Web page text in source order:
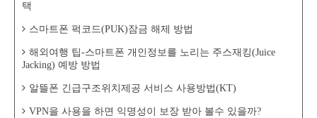
택
스마트폰 퍽코드(PUK)잠금 해제 방법
해외여행 팁-스마트폰 개인정보를 노리는 주스재킹(Juice
Jacking) 예방 방법
알뜰폰 긴급구조위치제공 서비스 사용방법(KT)
VPN을 사용을 하면 익명성이 보장 받아 볼수 있을까?